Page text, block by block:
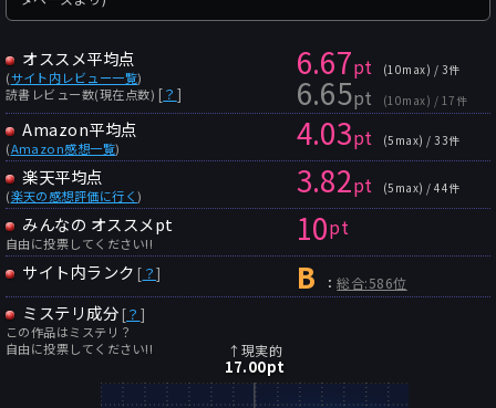
オススメ平均点
(サイト内レビュー一覧)
読書レビュー数(現在点数) [？ ]
6.67pt (10max) / 3件
6.65pt (10max) / 17件
Amazon平均点
(Amazon感想一覧) 4.03pt (5max) / 33件
楽天平均点
(楽天の感想評価に行く) 3.82pt (5max) / 44件
みんなの オススメpt
自由に投票してください!! 10pt
サイト内ランク [ ？] B ：総合:586位
ミステリ成分 [？ ]
この作品はミステリ？
自由に投票してください!!
↑現実的
17.00pt